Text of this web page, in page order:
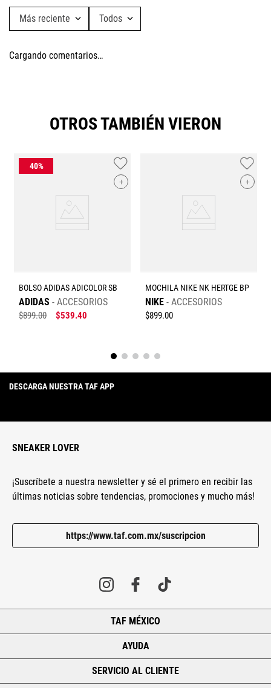
Más reciente Todos
Cargando comentarios…
OTROS TAMBIÉN VIERON
+
BOLSO ADIDAS ADICOLOR SB
ADIDAS ACCESORIOS
$899.00 $539.40
+
MOCHILA NIKE NK HERTGE BP
NIKE ACCESORIOS
$899.00
DESCARGA NUESTRA TAF APP
SNEAKER LOVER
¡Suscríbete a nuestra newsletter y sé el primero en recibir las
últimas noticias sobre tendencias, promociones y mucho más!
https://www.taf.com.mx/suscripcion
TAF MÉXICO
AYUDA
SERVICIO AL CLIENTE